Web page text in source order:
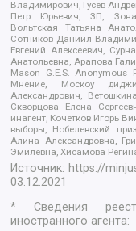
Владимирович, Гусев
Петр Юрьевич, ЗП,
Вольтская Татьяна
Сотников Даниил
Евгений Алексеевич,
Анатольевна, Арапова
Mason G.E.S.
Мнение, Москоу
Александрович,
Скворцова Елена
инагент, Кочетков Игорь
выборы, Нобелевский
Алина Александровна,
Эмилевна, Хисамова
Источник: https://
03.12.2021
* Сведения
иностранного агента: